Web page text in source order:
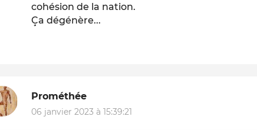
cohésion de la nation.
Ça dégénère...
Prométhée
06 janvier 2023 à 15:39:21